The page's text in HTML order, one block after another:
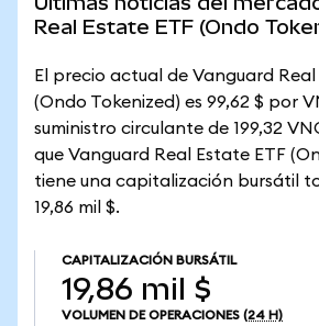
Real Estate ETF (Ondo
El precio actual de Vanguard Real
(Ondo Tokenized) es 99,62 $ por
suministro circulante de 199,32
que Vanguard Real Estate ETF
tiene una capitalización bursátil
19,86 mil $.
CAPITALIZACIÓN BURSÁTIL
19,86 mil $
VOLUMEN DE OPERACIONES (24 H)